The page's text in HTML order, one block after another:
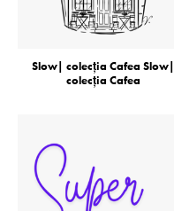
Slow| colecţia Cafea Slow|
colecţia Cafea